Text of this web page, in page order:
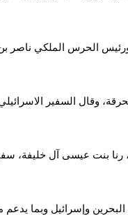
الحرس الملكي ناصر بن
وقال السفير
رنا بنت عيسى آل خليفة،
البحرين وإسرائيل وبما